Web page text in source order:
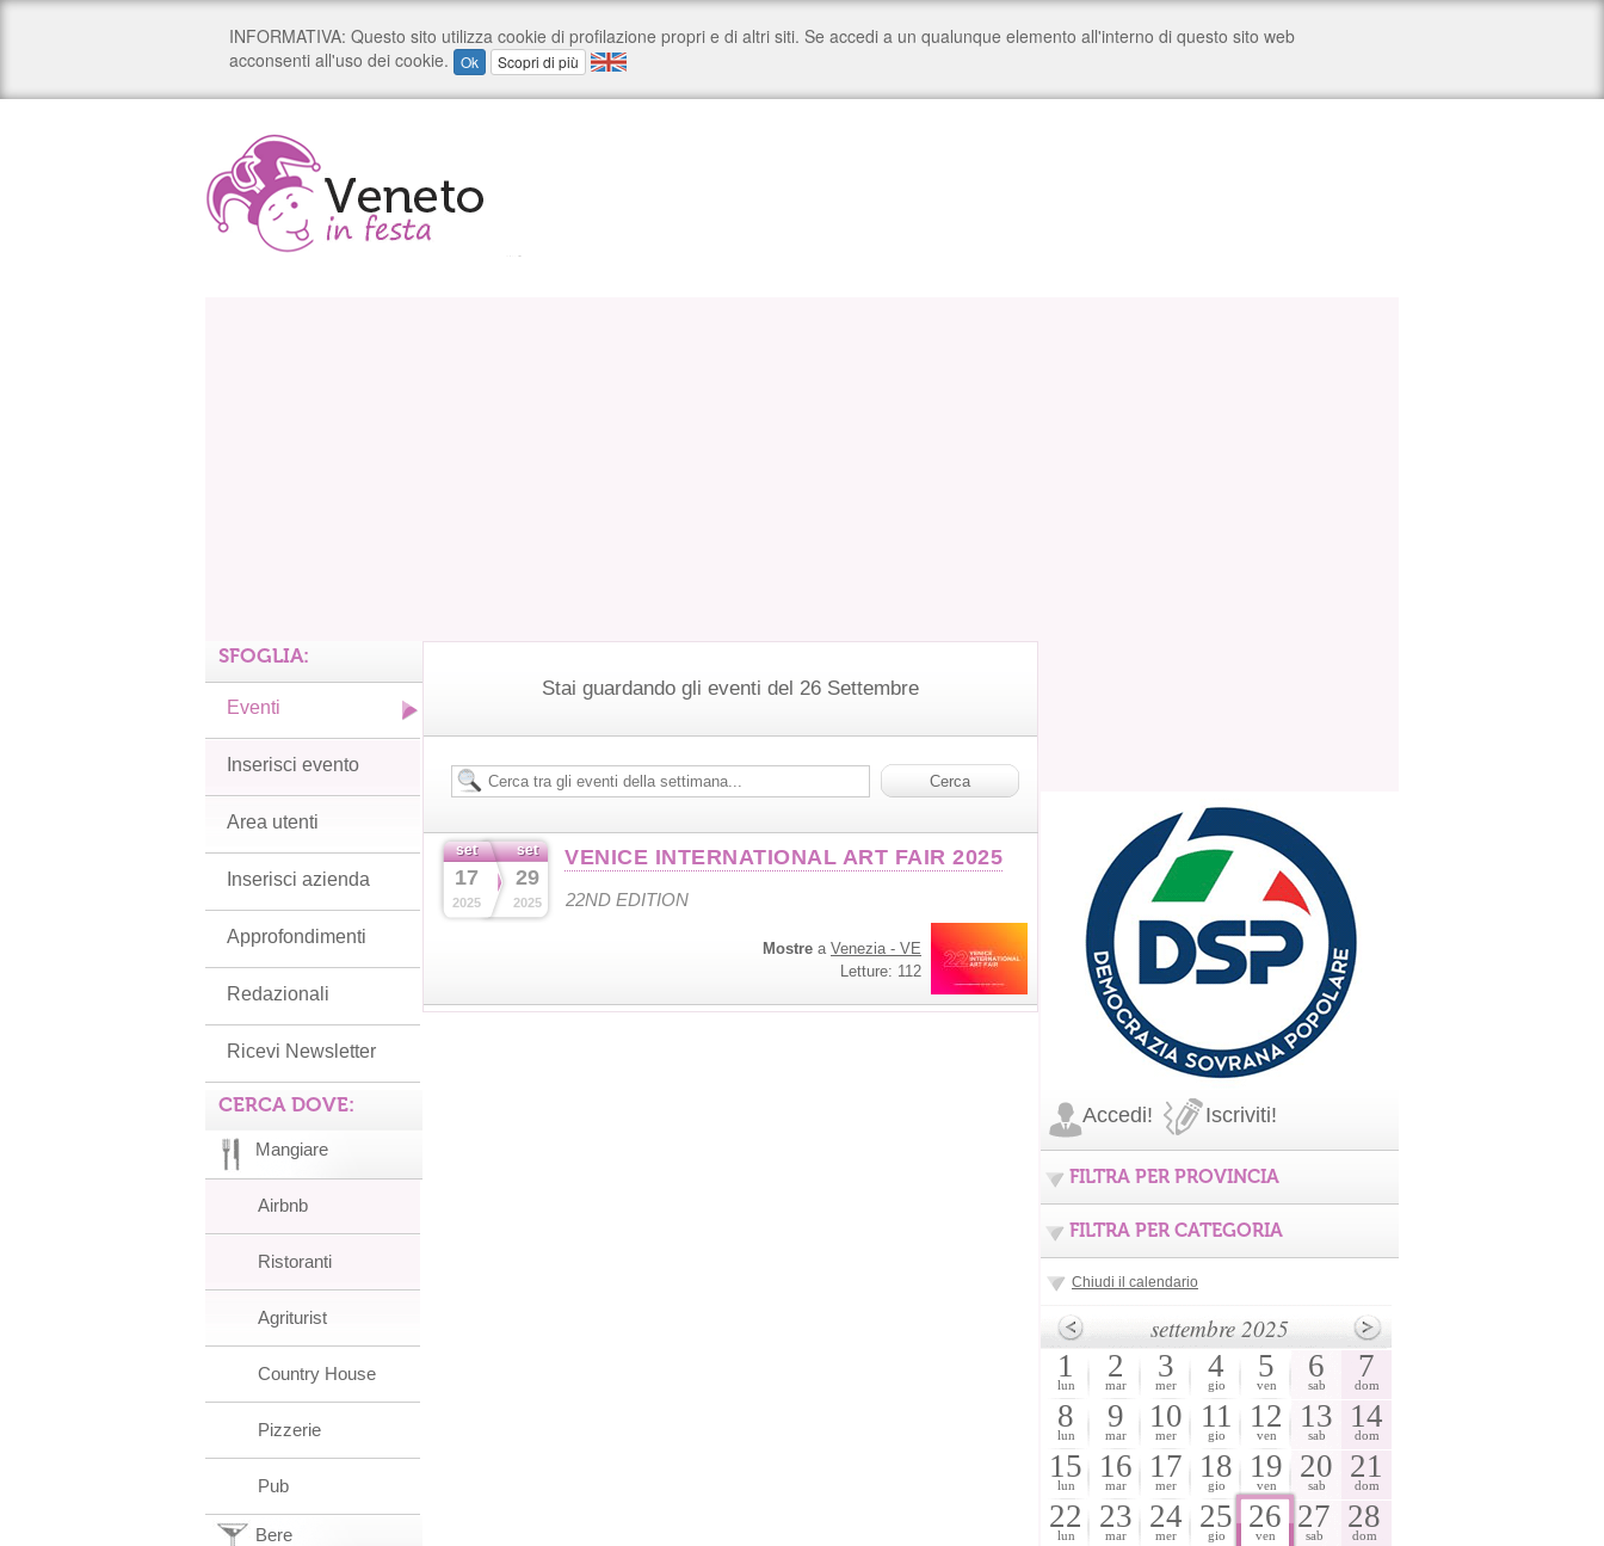
Stai guardando gli eventi del 26 Settembre
set
17
2025
set
29
2025
VENICE INTERNATIONAL ART FAIR 2025
22ND EDITION
Mostre a Venezia - VE
Letture: 112
SFOGLIA:
Eventi
Inserisci evento
Area utenti
Inserisci azienda
Approfondimenti
Redazionali
Ricevi Newsletter
CERCA DOVE:
Mangiare
Airbnb
Ristoranti
Agriturist
Country House
Pizzerie
Pub
Bere
Accedi! Iscriviti!
FILTRA PER PROVINCIA
FILTRA PER CATEGORIA
Chiudi il calendario
settembre 2025
1
lun
2
mar
3
mer
4
gio
5
ven
6
sab
7
dom
8
lun
9
mar
10
mer
11
gio
12
ven
13
sab
14
dom
15
lun
16
mar
17
mer
18
gio
19
ven
20
sab
21
dom
22
lun
23
mar
24
mer
25
gio
26
ven
27
sab
28
dom